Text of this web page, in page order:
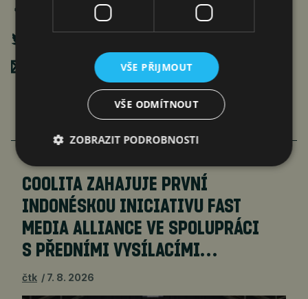
Poslat mailem
COOLITA ZAHAJUJE PRVNÍ
INDONÉSKOU INICIATIVU FAST
MEDIA ALLIANCE VE SPOLUPRÁCI
S PŘEDNÍMI VYSÍLACÍMI…
čtk 7. 8. 2026
VŠE PŘIJMOUT
VŠE ODMÍTNOUT
ZOBRAZIT PODROBNOSTI